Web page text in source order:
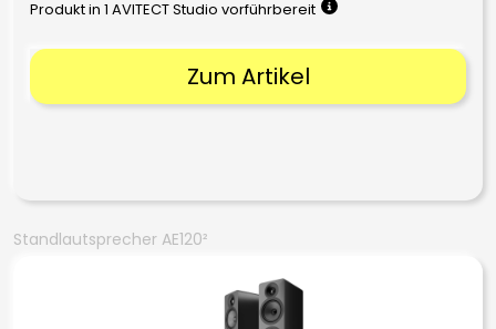
Produkt in 1 AVITECT Studio vorführbereit
Zum Artikel
Standlautsprecher AE120²